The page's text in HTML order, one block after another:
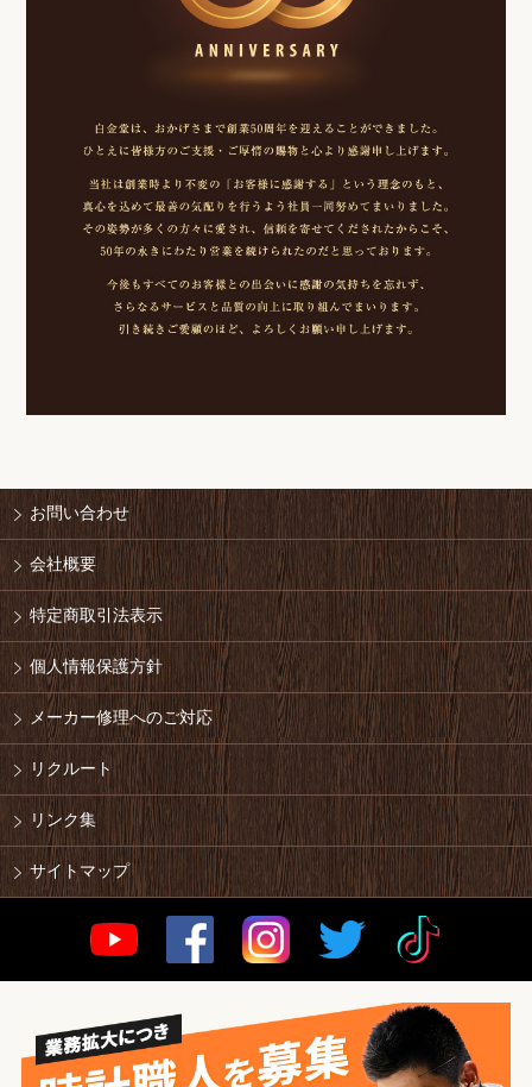
お問い合わせ
会社概要
特定商取引法表示
個人情報保護方針
メーカー修理へのご対応
リクルート
リンク集
サイトマップ